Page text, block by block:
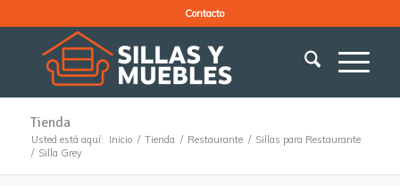
Contacto
Tienda
Usted está aquí: Inicio / Tienda / Restaurante / Sillas para Restaurante
/ Silla Grey